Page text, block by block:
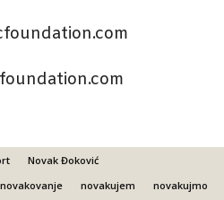
Novak Đoković
novakovanje novakujem
novakujmo